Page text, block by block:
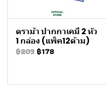
ตราม้า ปากกาเคมี 2 หัว
1 กล่อง (แพ็ค12ด้าม)
฿203 ฿178